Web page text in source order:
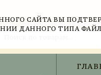
САЙТА ВЫ
ДАННОГО ТИПА